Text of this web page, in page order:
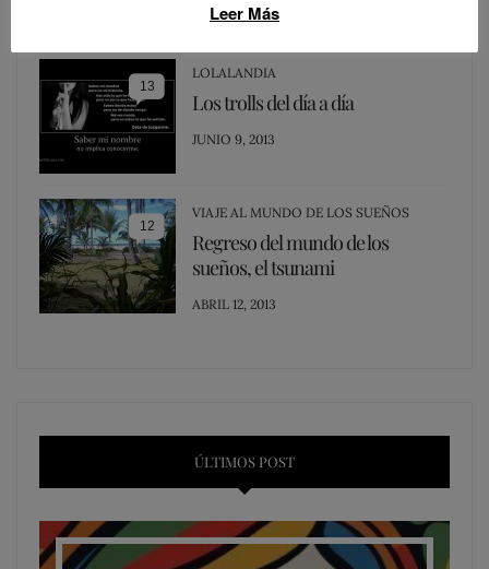
ON
13
LOLALANDIA
Los trolls del día a día
POSTED
JUNIO 9, 2013
12
VIAJE AL MUNDO DE LOS SUEÑOS
Regreso del mundo de los
sueños, el tsunami
POSTED
ABRIL 12, 2013
ÚLTIMOS POST
Leer Más